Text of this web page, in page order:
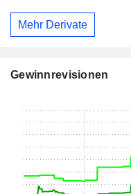
Mehr Derivate
Gewinnrevisionen